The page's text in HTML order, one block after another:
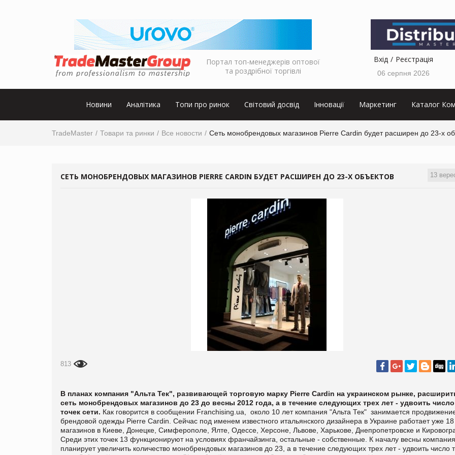
Портал топ-менеджерів оптової
та роздрібної торгівлі
Вхід Реєстрація
06 серпня 2026
Новини Аналітика Топи про ринок Світовий досвід Інновації Маркетинг Каталог
TradeMaster Товари та ринки Все новости Сеть монобрендовых магазинов Pierre Cardin будет расширен до 23-х
13
СЕТЬ МОНОБРЕНДОВЫХ МАГАЗИНОВ PIERRE CARDIN БУДЕТ РАСШИРЕН ДО 23-Х ОБЪЕКТОВ
813
В планах компания "Альта Тек", развивающей торговую марку Pierre Cardin на украинском рынке,
сеть монобрендовых магазинов до 23 до весны 2012 года, а в течение следующих трех лет - удвоить число
точек сети. Как говорится в сообщении Franchising.ua, около 10 лет компания "Альта Тек" занимается
брендовой одежды Pierre Cardin. Сейчас под именем известного итальянского дизайнера в Украине работает уже 18
магазинов в Киеве, Донецке, Симферополе, Ялте, Одессе, Херсоне, Львове, Харькове, Днепропетровске и
Среди этих точек 13 функционируют на условиях франчайзинга, остальные - собственные. К началу весны компания
планирует увеличить количество монобрендовых магазинов до 23, а в течение следующих трех лет - удвоить число